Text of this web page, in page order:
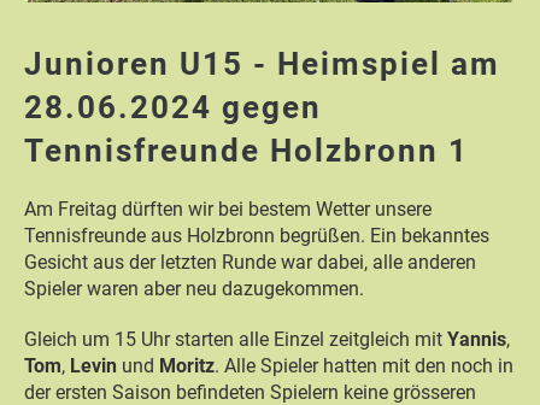
Junioren U15 - Heimspiel am
28.06.2024 gegen
Tennisfreunde Holzbronn 1
Am Freitag dürften wir bei bestem Wetter unsere
Tennisfreunde aus Holzbronn begrüßen. Ein bekanntes
Gesicht aus der letzten Runde war dabei, alle anderen
Spieler waren aber neu dazugekommen.
Gleich um 15 Uhr starten alle Einzel zeitgleich mit Yannis,
Tom, Levin und Moritz. Alle Spieler hatten mit den noch in
der ersten Saison befindeten Spielern keine grösseren